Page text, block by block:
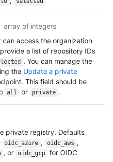
array of integers
access the organization
a list of repository IDs
. You can manage the
the Update a private
This field should be
all or private .
private registry. Defaults
oidc_azure , oidc_aws ,
, or oidc_gcp
for OIDC